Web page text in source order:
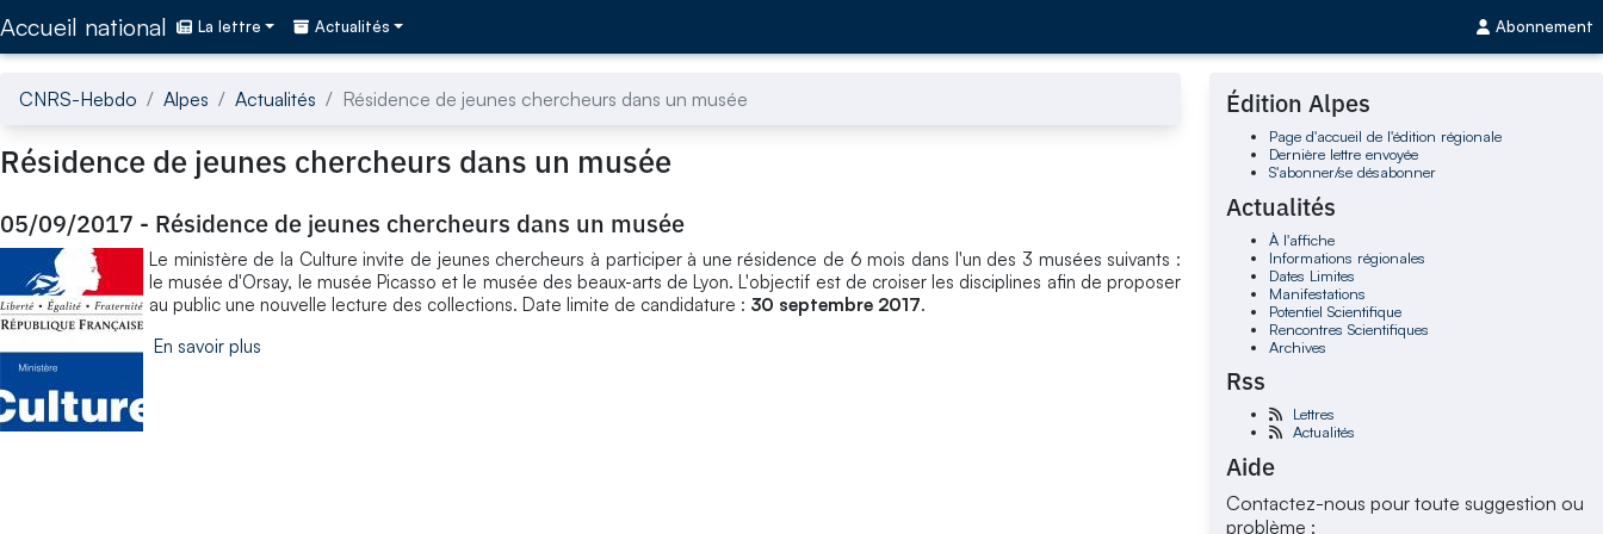
Accueil national La lettre Actualités Abonnement
CNRS-Hebdo Alpes Actualités Résidence de jeunes chercheurs dans un musée
Résidence de jeunes chercheurs dans un musée
05/09/2017 - Résidence de jeunes chercheurs dans un musée
Le ministère de la Culture invite de jeunes chercheurs à participer à une résidence de 6 mois dans l'un des 3 musées suivants :
le musée d'Orsay, le musée Picasso et le musée des beaux-arts de Lyon. L'objectif est de croiser les disciplines afin de proposer
au public une nouvelle lecture des collections. Date limite de candidature : 30 septembre 2017.
En savoir plus
Édition Alpes
Page d'accueil de l'édition régionale
Dernière lettre envoyée
S'abonner/se désabonner
Actualités
À l'affiche
Informations régionales
Dates Limites
Manifestations
Potentiel Scientifique
Rencontres Scientifiques
Archives
Rss
Lettres
Actualités
Aide
Contactez-nous pour toute suggestion ou
problème :